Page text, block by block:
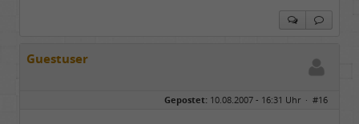
Guestuser
Gepostet: 10.08.2007 - 16:31 Uhr · #16